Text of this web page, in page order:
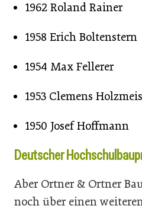
1962 Roland Rainer
1958 Erich Boltenstern
1954 Max Fellerer
1953 Clemens
1950 Josef Hoffmann
Deutscher
Aber Ortner & Ortner
noch über einen